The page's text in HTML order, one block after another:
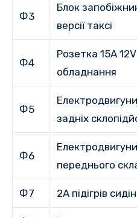
Ф3
Блок
версії таксі
Ф4
Розетка 15A
обладнання
Ф5
задніх
Ф6
переднього
Ф7 2A підігрів